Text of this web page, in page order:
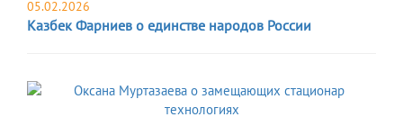
05.02.2026
Казбек Фарниев о единстве народов России